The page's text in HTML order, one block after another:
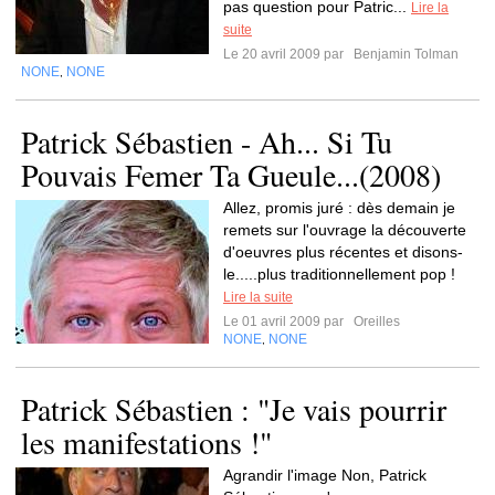
pas question pour Patric...
Lire la
suite
Le 20 avril 2009 par
Benjamin Tolman
NONE NONE
Patrick Sébastien - Ah... Si Tu
Pouvais Femer Ta Gueule...(2008)
Allez, promis juré : dès demain je
remets sur l'ouvrage la découverte
d'oeuvres plus récentes et disons-
le.....plus traditionnellement pop !
Lire la suite
Le 01 avril 2009 par
Oreilles
NONE NONE
Patrick Sébastien : "Je vais pourrir
les manifestations !"
Agrandir l'image Non, Patrick